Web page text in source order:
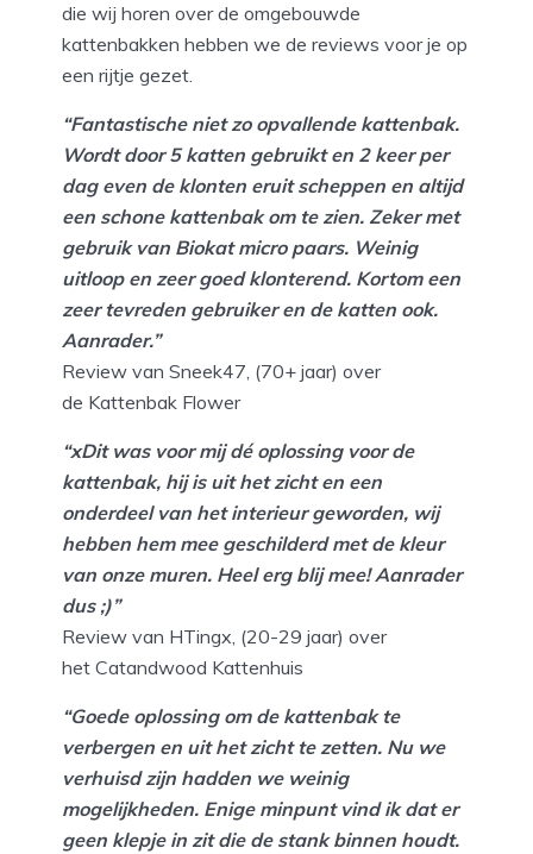
die wij horen over de omgebouwde
kattenbakken hebben we de reviews voor je op
een rijtje gezet.
“Fantastische niet zo opvallende kattenbak.
Wordt door 5 katten gebruikt en 2 keer per
dag even de klonten eruit scheppen en altijd
een schone kattenbak om te zien. Zeker met
gebruik van Biokat micro paars. Weinig
uitloop en zeer goed klonterend. Kortom een
zeer tevreden gebruiker en de katten ook.
Aanrader.”
Review van Sneek47, (70+ jaar) over
de Kattenbak Flower
“xDit was voor mij dé oplossing voor de
kattenbak, hij is uit het zicht en een
onderdeel van het interieur geworden, wij
hebben hem mee geschilderd met de kleur
van onze muren. Heel erg blij mee! Aanrader
dus ;)”
Review van HTingx, (20-29 jaar) over
het Catandwood Kattenhuis
“Goede oplossing om de kattenbak te
verbergen en uit het zicht te zetten. Nu we
verhuisd zijn hadden we weinig
mogelijkheden. Enige minpunt vind ik dat er
geen klepje in zit die de stank binnen houdt.